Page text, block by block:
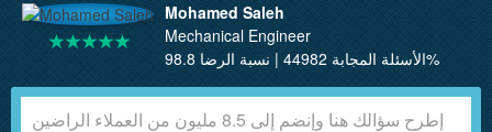
Mohamed Saleh
Mechanical Engineer
الأسئلة المجابة 44982 | نسبة الرضا 98.8%